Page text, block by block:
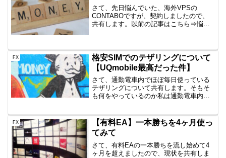
さて、先日悩んでいた、海外VPSの
CONTABOですが、契約しましたので、
共有します。以前の記事はこちら⇒悩ま
でも...
FX
格安SIMでのテザリングについて
【UQmobile最高だった件】
さて、通勤電車内でほぼ毎日使っている
テザリングについて共有します。そもそ
も何をやっているのか私は通勤電車内
LTE搭載のPCにしたかったのですが、ま
だその当時では高く、ス...
FX
【有料EA】一本勝ちを4ヶ月使っ
てみて
さて、有料EAの一本勝ちを流し始めて4
ヶ月を超えましたので、現状を共有しま